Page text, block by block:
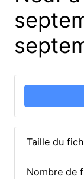
Taille du
Nombre de